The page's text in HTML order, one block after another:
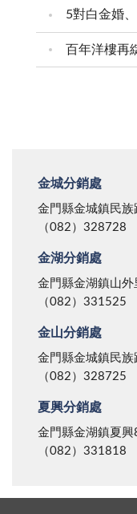
百年洋樓再
金城分銷處
金門縣金城鎮民
（082）328728
金湖分銷處
金門縣金湖鎮山
（082）331525
金山分銷處
金門縣金城鎮民
（082）328725
夏興分銷處
金門縣金湖鎮夏興
（082）331818